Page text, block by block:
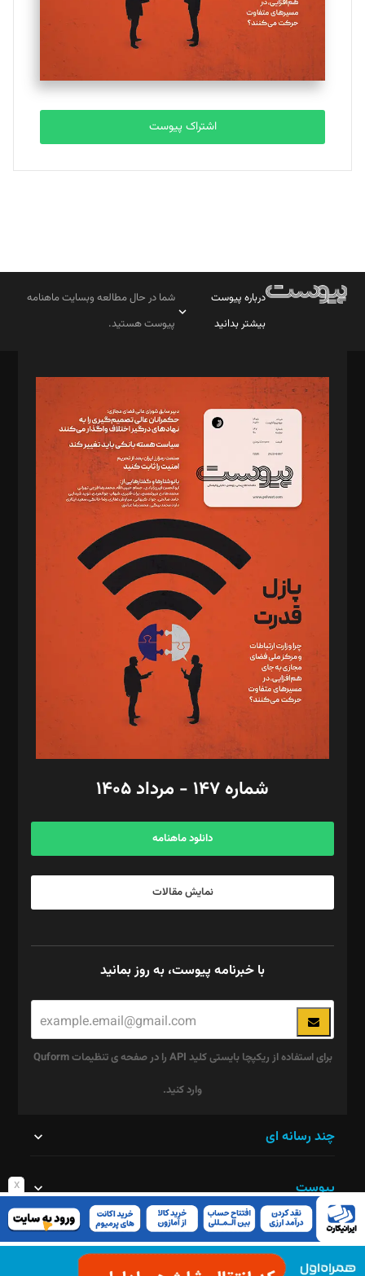
x
اشتراک پیوست
درباره پیوست
بیشتر بدانید
شما در حال مطالعه وبسایت ماهنامه
پیوست هستید.
مدیر مسئول: محمدباقر اثنی‌عشری
سردبیر: مهرک محمودی
دبیر تحریریه: میثم قاسمی
د‌بیر ناداستان: سمانه سمیع
د‌بیر خدمت و تجارت: ابوالفضل رجبی
د‌بیر حقوق فناوری: حسام‌الدین ایپکچی
د‌بیر پیوست جهان: مینا پاکدل
د‌بیر تحریریه آنلاین: بابک نقاش
تحریریه‌: مجتبی محمود‌ی، آرش برهمند، یسنا امان‌پور، سروش کرمیان،
مصطفی مسجدی آرانی، ابوالفضل رجبی، زهرا فکرانه، فائزه فتحی
رستمی،مصطفی باستان
ویرایش: نگار استاد‌‌آقا
طراح یونیفرم: مجید توکلی
فیلمبرداری و عکاسی: امیر شفیعی، مانی لطفی زاده
گرافیک و صفحه‌آرایی: سید‌سبحان‌علی ثابت
مد‌یر توسعه تجاری: کامبیز برید‌
امور مالی: شاپور رهبری، محمد‌ کاظمی‌نیا
آگهی و مشترکین: ۰۹۱۹۹۹۹۰۴۵۴
شماره ۱۴۷ - مرداد ۱۴۰۵
دانلود ماهنامه
نمایش مقالات
با خبرنامه پیوست، به روز بمانید
برای استفاده از ریکپچا بایستی کلید API را در صفحه ی تنظیمات Quform
وارد کنید.
نباید
خالی
چند رسانه ای
پیوست
پیوست روز